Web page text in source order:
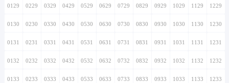
0129 0229 0329 0429 0529 0629 0729 0829 0929 1029 1129 1229
0130 0230 0330 0430 0530 0630 0730 0830 0930 1030 1130 1230
0131 0231 0331 0431 0531 0631 0731 0831 0931 1031 1131 1231
0132 0232 0332 0432 0532 0632 0732 0832 0932 1032 1132 1232
0133 0233 0333 0433 0533 0633 0733 0833 0933 1033 1133 1233